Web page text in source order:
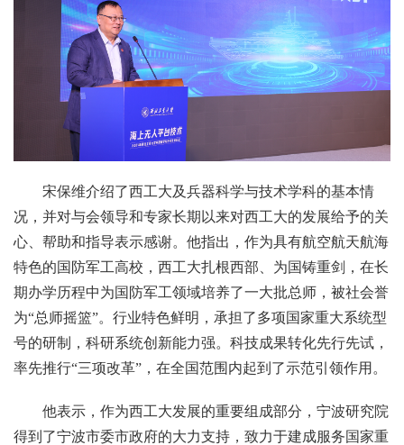
宋保维介绍了西工大及兵器科学与技术学科的基本情
况，并对与会领导和专家长期以来对西工大的发展给予的关
心、帮助和指导表示感谢。他指出，作为具有航空航天航海
特色的国防军工高校，西工大扎根西部、为国铸重剑，在长
期办学历程中为国防军工领域培养了一大批总师，被社会誉
为“总师摇篮”。行业特色鲜明，承担了多项国家重大系统型
号的研制，科研系统创新能力强。科技成果转化先行先试，
率先推行“三项改革”，在全国范围内起到了示范引领作用。
他表示，作为西工大发展的重要组成部分，宁波研究院
得到了宁波市委市政府的大力支持，致力于建成服务国家重